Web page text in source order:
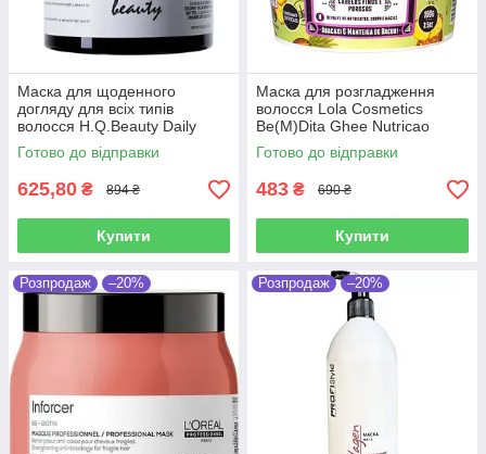
Маска для щоденного
догляду для всіх типів
волосся H.Q.Beauty Daily
Care Mask 500 мл
Готово до відправки
625,80 ₴ 894 ₴
Купити
Маска для розгладження
волосся Lola Cosmetics
Be(M)Dita Ghee Nutricao
Abacaxi E Manteiga De Bacuri
100 мл
Готово до відправки
483 ₴ 690 ₴
Купити
Розпродаж –20% Розпродаж –20%